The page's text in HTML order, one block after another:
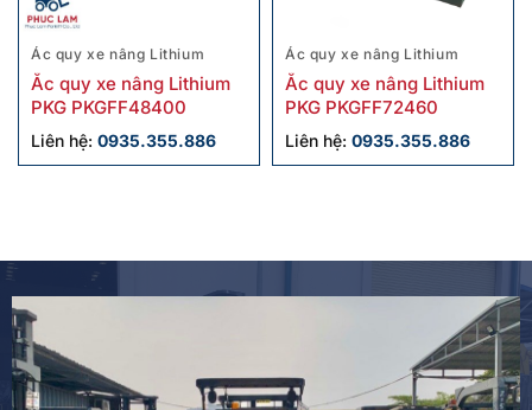
Ác quy xe nâng Lithium
Ắc quy xe nâng Lithium
PKG PKGFF48400
Liên hệ: 0935.355.886
Ác quy xe nâng Lithium
Ắc quy xe nâng Lithium
PKG PKGFF72460
Liên hệ: 0935.355.886